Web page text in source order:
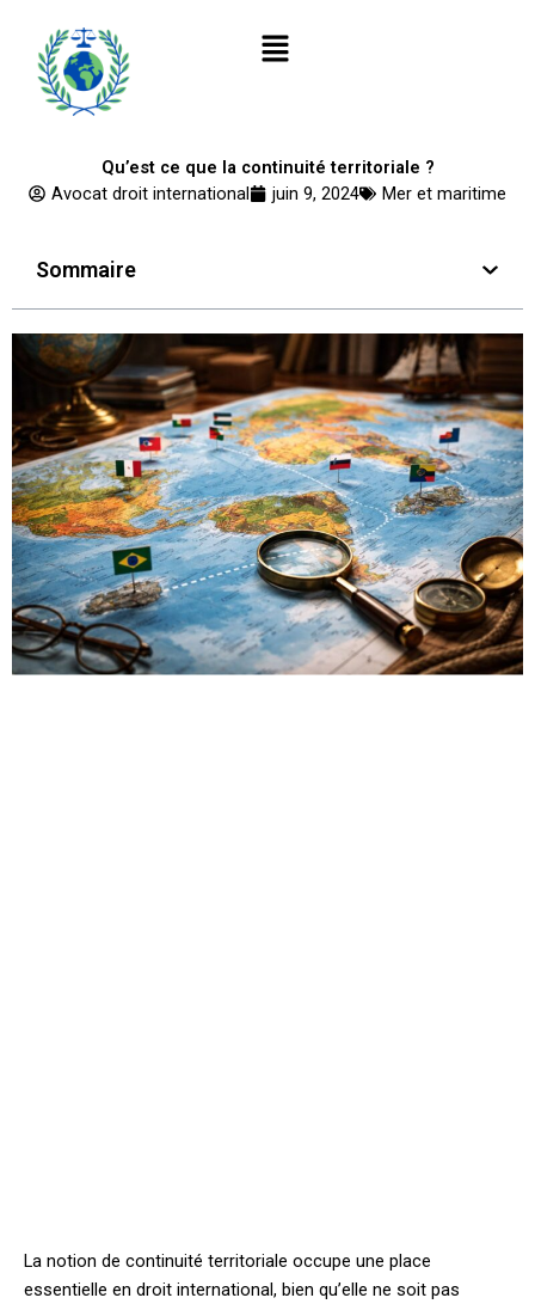
contenu
Menu
Qu’est ce que la continuité territoriale ?
Avocat droit international
juin 9, 2024 Mer et maritime
Sommaire
La notion de continuité territoriale occupe une place
essentielle en droit international, bien qu’elle ne soit pas